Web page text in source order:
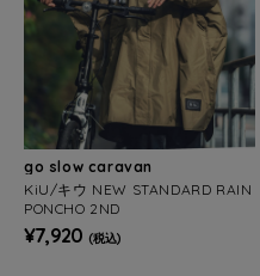
go slow caravan
KiU/キウ NEW STANDARD RAIN
PONCHO 2ND
¥7,920 (税込)